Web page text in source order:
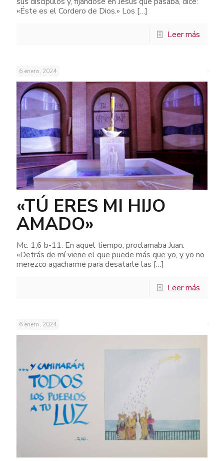
«Éste es el Cordero de Dios.» Los […]
Leer más
6 enero, 2024
«TÚ ERES MI HIJO
AMADO»
Mc. 1,6 b-11. En aquel tiempo, proclamaba Juan:
«Detrás de mí viene el que puede más que yo, y yo no
merezco agacharme para desatarle las […]
Leer más
6 enero, 2024